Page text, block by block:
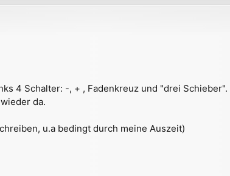
4 Schalter: -, + , Fadenkreuz und "drei
da.
u.a bedingt durch meine Auszeit)